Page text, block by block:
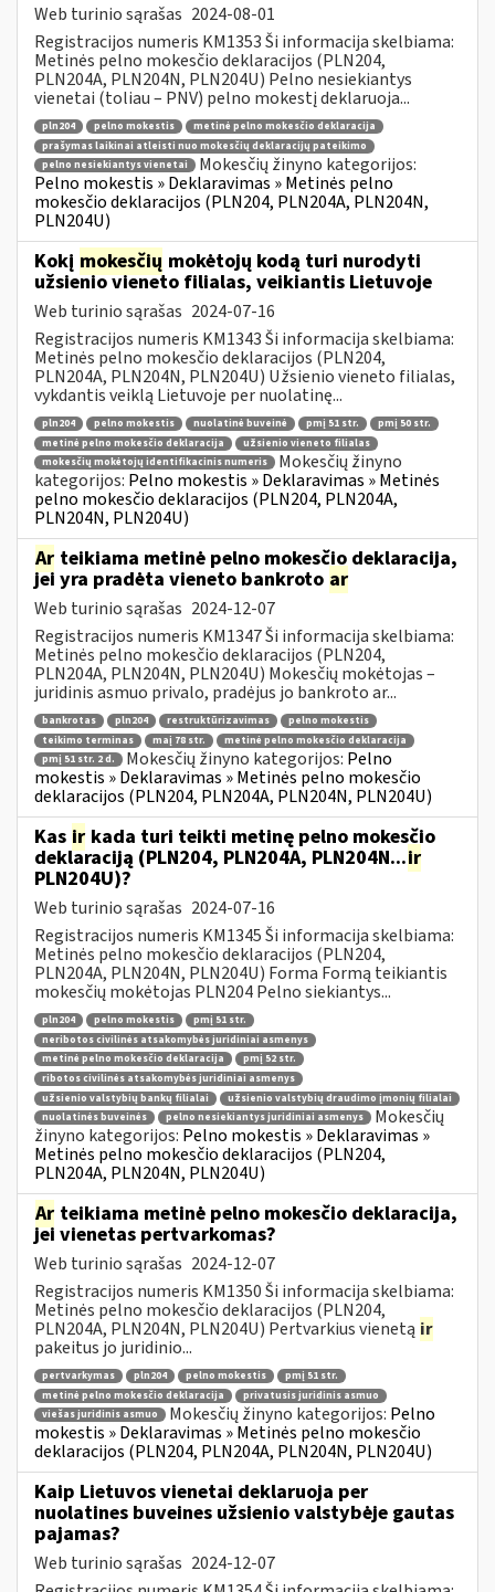
Web turinio sąrašas 2024-08-01
Registracijos numeris KM1353 Ši informacija skelbiama:
Metinės pelno mokesčio deklaracijos (PLN204,
PLN204A, PLN204N, PLN204U) Pelno nesiekiantys
vienetai (toliau – PNV) pelno mokestį deklaruoja...
pln204 pelno mokestis
metinė pelno mokesčio deklaracija
prašymas laikinai atleisti nuo mokesčių deklaracijų pateikimo
pelno nesiekiantys vienetai
Mokesčių žinyno kategorijos:
Pelno mokestis » Deklaravimas » Metinės pelno
mokesčio deklaracijos (PLN204, PLN204A, PLN204N,
PLN204U)
Kokį mokesčių mokėtojų kodą turi nurodyti
užsienio vieneto filialas, veikiantis Lietuvoje
Web turinio sąrašas 2024-07-16
Registracijos numeris KM1343 Ši informacija skelbiama:
Metinės pelno mokesčio deklaracijos (PLN204,
PLN204A, PLN204N, PLN204U) Užsienio vieneto filialas,
vykdantis veiklą Lietuvoje per nuolatinę...
pln204 pelno mokestis nuolatinė buveinė pmį 51 str.
pmį 50 str.
metinė pelno mokesčio deklaracija
užsienio vieneto filialas
mokesčių mokėtojų identifikacinis numeris
Mokesčių žinyno
kategorijos: Pelno mokestis » Deklaravimas » Metinės
pelno mokesčio deklaracijos (PLN204, PLN204A,
PLN204N, PLN204U)
Ar teikiama metinė pelno mokesčio deklaracija,
jei yra pradėta vieneto bankroto ar
Web turinio sąrašas 2024-12-07
Registracijos numeris KM1347 Ši informacija skelbiama:
Metinės pelno mokesčio deklaracijos (PLN204,
PLN204A, PLN204N, PLN204U) Mokesčių mokėtojas –
juridinis asmuo privalo, pradėjus jo bankroto ar...
bankrotas pln204 restruktūrizavimas
pelno mokestis
teikimo terminas
maį 78 str.
metinė pelno mokesčio deklaracija
pmį 51 str. 2 d.
Mokesčių žinyno kategorijos: Pelno
mokestis » Deklaravimas » Metinės pelno mokesčio
deklaracijos (PLN204, PLN204A, PLN204N, PLN204U)
Kas ir kada turi teikti metinę pelno mokesčio
deklaraciją (PLN204, PLN204A, PLN204N...ir
PLN204U)?
Web turinio sąrašas 2024-07-16
Registracijos numeris KM1345 Ši informacija skelbiama:
Metinės pelno mokesčio deklaracijos (PLN204,
PLN204A, PLN204N, PLN204U) Forma Formą teikiantis
mokesčių mokėtojas PLN204 Pelno siekiantys...
pln204 pelno mokestis
pmį 51 str.
neribotos civilinės atsakomybės juridiniai asmenys
metinė pelno mokesčio deklaracija
pmį 52 str.
ribotos civilinės atsakomybės juridiniai asmenys
užsienio valstybių bankų filialai
užsienio valstybių draudimo įmonių filialai
nuolatinės buveinės
pelno nesiekiantys juridiniai asmenys
Mokesčių
žinyno kategorijos: Pelno mokestis » Deklaravimas »
Metinės pelno mokesčio deklaracijos (PLN204,
PLN204A, PLN204N, PLN204U)
Ar teikiama metinė pelno mokesčio deklaracija,
jei vienetas pertvarkomas?
Web turinio sąrašas 2024-12-07
Registracijos numeris KM1350 Ši informacija skelbiama:
Metinės pelno mokesčio deklaracijos (PLN204,
PLN204A, PLN204N, PLN204U) Pertvarkius vienetą ir
pakeitus jo juridinio...
pertvarkymas pln204 pelno mokestis
pmį 51 str.
metinė pelno mokesčio deklaracija
privatusis juridinis asmuo
viešas juridinis asmuo
Mokesčių žinyno kategorijos: Pelno
mokestis » Deklaravimas » Metinės pelno mokesčio
deklaracijos (PLN204, PLN204A, PLN204N, PLN204U)
Kaip Lietuvos vienetai deklaruoja per
nuolatines buveines užsienio valstybėje gautas
pajamas?
Web turinio sąrašas 2024-12-07